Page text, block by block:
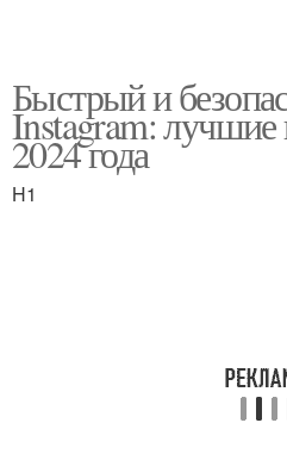
Быстрый и
Instagram: лучшие
2024 года
H1